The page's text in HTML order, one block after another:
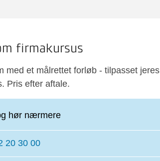
firmakursus
med et målrettet forløb - tilpasset jeres
Pris efter aftale.
hør nærmere
20 30 00